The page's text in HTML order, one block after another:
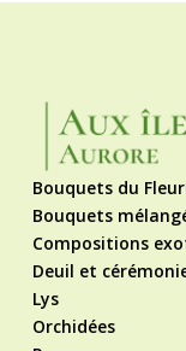
Bouquets du
Bouquets
Compositions
Deuil et
Lys
Orchidées